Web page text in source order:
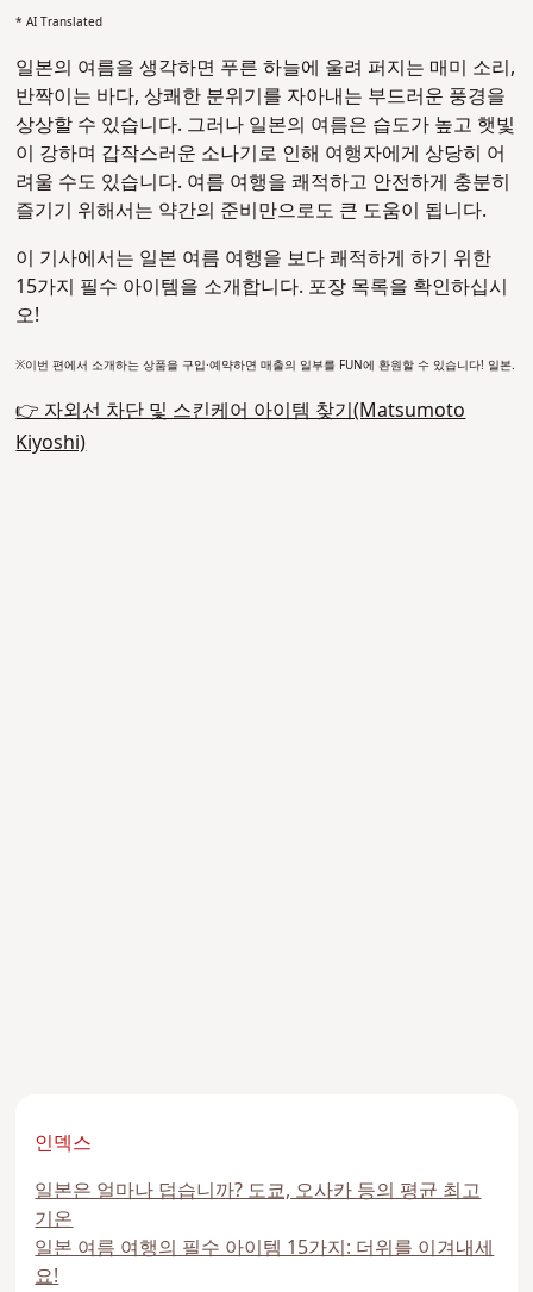
* AI Translated
일본의 여름을 생각하면 푸른 하늘에 울려 퍼지는 매미 소리,
반짝이는 바다, 상쾌한 분위기를 자아내는 부드러운 풍경을
상상할 수 있습니다. 그러나 일본의 여름은 습도가 높고 햇빛
이 강하며 갑작스러운 소나기로 인해 여행자에게 상당히 어
려울 수도 있습니다. 여름 여행을 쾌적하고 안전하게 충분히
즐기기 위해서는 약간의 준비만으로도 큰 도움이 됩니다.
이 기사에서는 일본 여름 여행을 보다 쾌적하게 하기 위한
15가지 필수 아이템을 소개합니다. 포장 목록을 확인하십시
오!
※이번 편에서 소개하는 상품을 구입·예약하면 매출의 일부를 FUN에 환원할 수 있습니다! 일본.
👉 자외선 차단 및 스킨케어 아이템 찾기(Matsumoto
Kiyoshi)
인덱스
일본은 얼마나 덥습니까? 도쿄, 오사카 등의 평균 최고
기온
일본 여름 여행의 필수 아이템 15가지: 더위를 이겨내세
요!